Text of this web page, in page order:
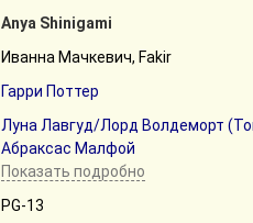
Anya Shinigami
Иванна Мачкевич, Fakir
Гарри Поттер
Луна Лавгуд/Лорд Волдеморт
Абраксас Малфой
Показать подробно
PG-13